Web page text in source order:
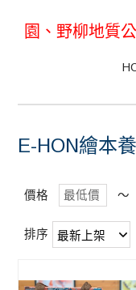
園、野柳地質
已上架商品~
E-HON繪本
價格 ～
排序